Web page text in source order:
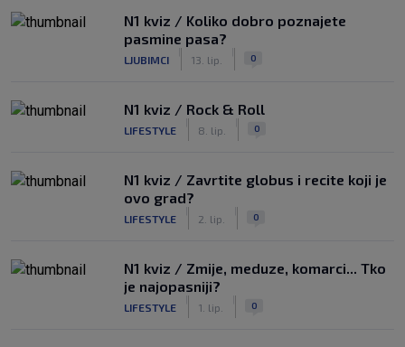
N1 kviz / Koliko dobro poznajete
pasmine pasa?
LJUBIMCI 13. lip. 0
N1 kviz / Rock & Roll
LIFESTYLE 8. lip. 0
N1 kviz / Zavrtite globus i recite koji je
ovo grad?
LIFESTYLE 2. lip. 0
N1 kviz / Zmije, meduze, komarci... Tko
je najopasniji?
LIFESTYLE 1. lip. 0